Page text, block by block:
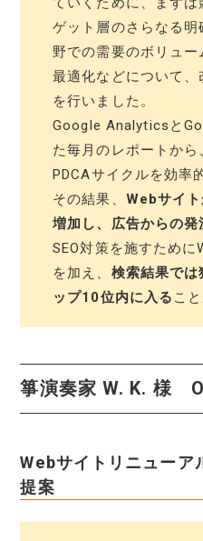
ゲット層のさらなる
野での需要のボリュ
最適化などについて
を行いました。
Google Analyticsと
た毎月のレポートから
PDCAサイクルを効率
その結果、 Webサイ
増加し、広告からの
SEO対策を施すため
を加え、 検索結果では
ップ10位内に入る こ
箏演奏家 W. K. 様
Webサイトリニューア
提案